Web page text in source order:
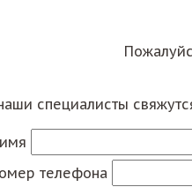
специалисты
телефона